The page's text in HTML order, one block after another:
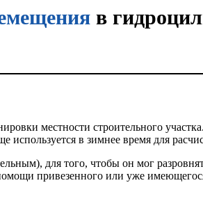
в
местности строительного
в зимнее время для
для того, чтобы он мог
привезенного или уже